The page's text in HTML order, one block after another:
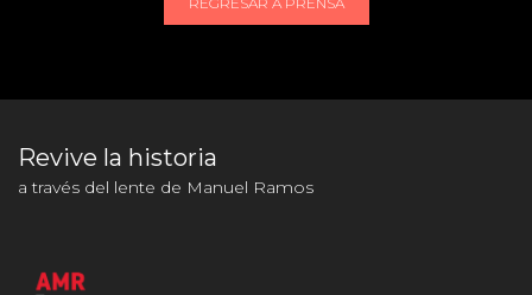
Revive la historia
a través del lente de Manuel Ramos